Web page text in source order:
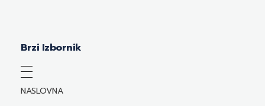
Brzi Izbornik
NASLOVNA